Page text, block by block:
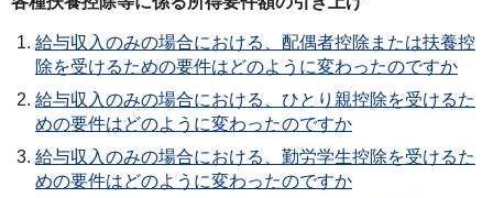
給与収入のみの場合における、配偶者控除または扶養控
除を受けるための要件はどのように変わったのですか
給与収入のみの場合における、ひとり親控除を受けるた
めの要件はどのように変わったのですか
給与収入のみの場合における、勤労学生控除を受けるた
めの要件はどのように変わったのですか